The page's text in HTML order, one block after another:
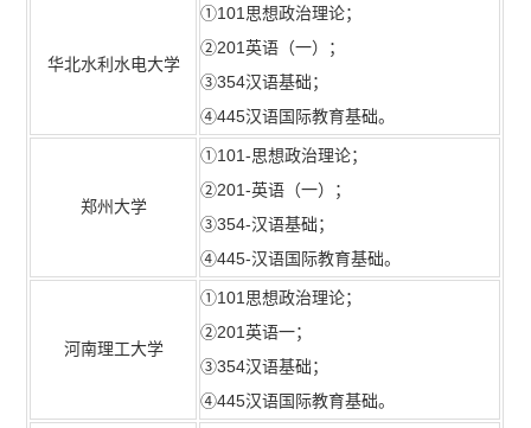
华北水利水电大学
①101思想政治理论；
②201英语（一）；
③354汉语基础；
④445汉语国际教育基础。
郑州大学
①101-思想政治理论；
②201-英语（一）；
③354-汉语基础；
④445-汉语国际教育基础。
河南理工大学
①101思想政治理论；
②201英语一；
③354汉语基础；
④445汉语国际教育基础。